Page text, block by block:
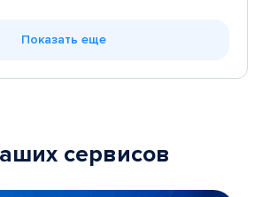
Показать еще
сервисов